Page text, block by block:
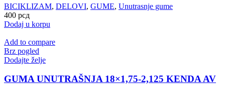
BICIKLIZAM, DELOVI, GUME, Unutrasnje gume
400 рсд
Dodaj u korpu
Add to compare
Brz pogled
Dodajte želje
GUMA UNUTRAŠNJA 18×1,75-2,125 KENDA AV